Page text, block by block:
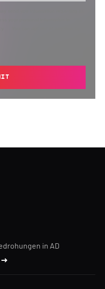
send you information regarding its
your personal information in
in AD